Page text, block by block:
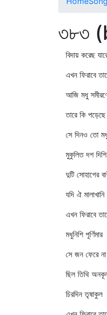
৩৮৩
বিদায় করেছ
এখন ফিরাবে
আজি মধু
তারে কি
সে দিনও তো
মুকুলিত দশ
দুটি সোহাগের
যদি ঐ
এখন ফিরাবে
মধুনিশি
সে জন ফেরে
ছিল তিথি
চিরদিন